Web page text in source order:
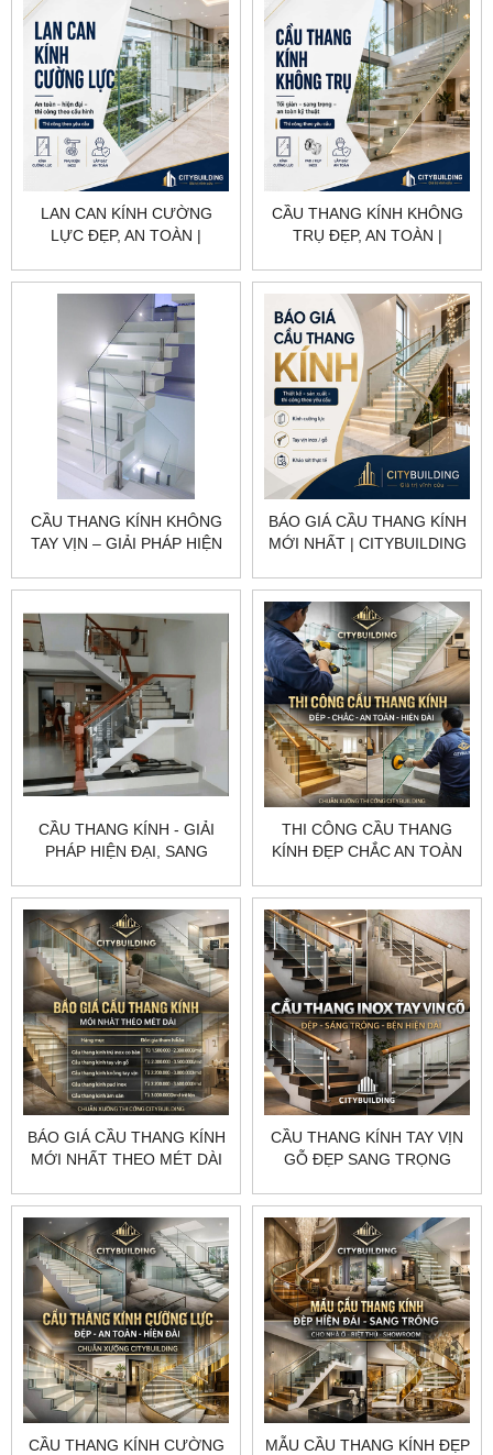
LAN CAN KÍNH CƯỜNG
LỰC ĐẸP, AN TOÀN |
CẦU THANG KÍNH KHÔNG
TRỤ ĐẸP, AN TOÀN |
CẦU THANG KÍNH KHÔNG
TAY VỊN – GIẢI PHÁP HIỆN
SANG TRỌNG
BÁO GIÁ CẦU THANG KÍNH
MỚI NHẤT | CITYBUILDING
CẦU THANG KÍNH - GIẢI
PHÁP HIỆN ĐẠI, SANG
GIAN
THI CÔNG CẦU THANG
KÍNH ĐẸP CHẮC AN TOÀN
CITYBUILDING
BÁO GIÁ CẦU THANG KÍNH
MỚI NHẤT THEO MÉT DÀI
CITYBUILDING
CẦU THANG KÍNH TAY VỊN
GỖ ĐẸP SANG TRỌNG
CITYBUILDING
CẦU THANG KÍNH CƯỜNG
MẪU CẦU THANG KÍNH ĐẸP